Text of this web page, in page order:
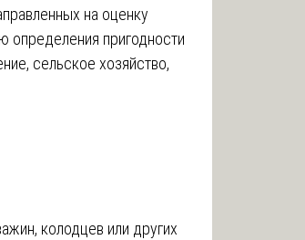
на оценку
определения пригодности
сельское хозяйство,
колодцев или других